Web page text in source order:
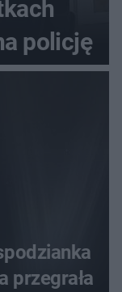
policję
przegrała